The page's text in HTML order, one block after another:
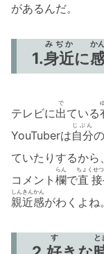
があるんだ。
1.身近
みぢか
に
か
テレビに出
で
ている
YouTuberは自分
じぶん
の
ていたりするから
コメント 欄
らん
で直接
ちょくせつ
親近感
しんきんかん
がわくよね。
す と